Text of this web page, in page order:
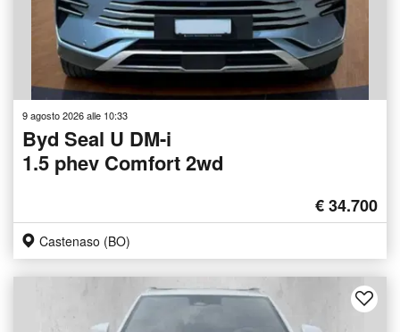
9 agosto 2026 alle 10:33
Byd Seal U DM-i
1.5 phev Comfort 2wd
€ 34.700
Castenaso (BO)